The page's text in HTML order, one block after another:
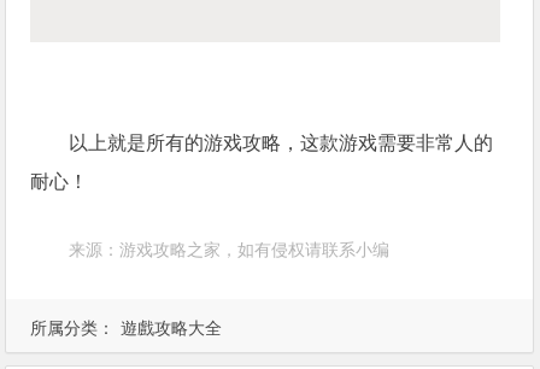
所属分类： 遊戲攻略大全
以上就是所有的游戏攻略，这款游戏需要非常人的
耐心！
来源：游戏攻略之家，如有侵权请联系小编